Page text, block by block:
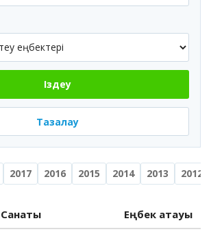
Іздеу
Тазалау
2017 2016 2015 2014 2013 2012
Санаты Еңбек атауы